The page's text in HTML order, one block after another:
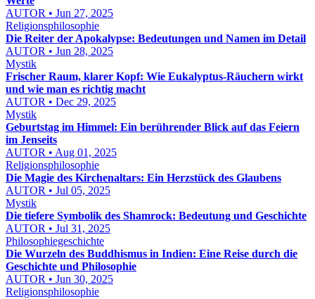
AUTOR • Jun 27, 2025
Religionsphilosophie
Die Reiter der Apokalypse: Bedeutungen und Namen im Detail
AUTOR • Jun 28, 2025
Mystik
Frischer Raum, klarer Kopf: Wie Eukalyptus-Räuchern wirkt
und wie man es richtig macht
AUTOR • Dec 29, 2025
Mystik
Geburtstag im Himmel: Ein berührender Blick auf das Feiern
im Jenseits
AUTOR • Aug 01, 2025
Religionsphilosophie
Die Magie des Kirchenaltars: Ein Herzstück des Glaubens
AUTOR • Jul 05, 2025
Mystik
Die tiefere Symbolik des Shamrock: Bedeutung und Geschichte
AUTOR • Jul 31, 2025
Philosophiegeschichte
Die Wurzeln des Buddhismus in Indien: Eine Reise durch die
Geschichte und Philosophie
AUTOR • Jun 30, 2025
Religionsphilosophie